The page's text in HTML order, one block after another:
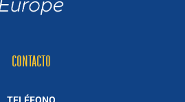
CONTACTO
TELÉFONO